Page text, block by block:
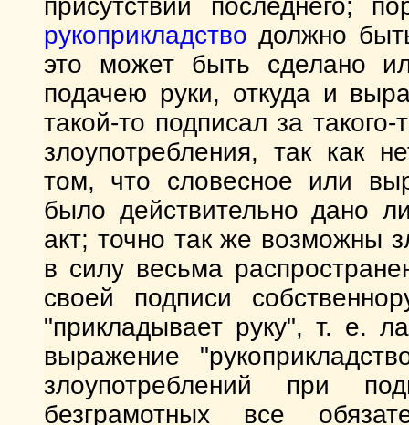
присутствии последнего;
рукоприкладство должно
это может быть сделано
подачею руки, откуда и
такой-то подписал за
злоупотребления, так как
том, что словесное или
было действительно дано
акт; точно так же возможны
в силу весьма
своей подписи
"прикладывает руку", т. е.
выражение
злоупотреблений при
безграмотных все